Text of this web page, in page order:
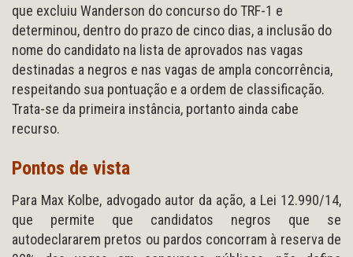
que excluiu Wanderson do concurso do TRF-1 e
determinou, dentro do prazo de cinco dias, a inclusão do
nome do candidato na lista de aprovados nas vagas
destinadas a negros e nas vagas de ampla concorrência,
respeitando sua pontuação e a ordem de classificação.
Trata-se da primeira instância, portanto ainda cabe
recurso.
Pontos de vista
Para Max Kolbe, advogado autor da ação, a Lei 12.990/14,
que permite que candidatos negros que se
autodeclararem pretos ou pardos concorram à reserva de